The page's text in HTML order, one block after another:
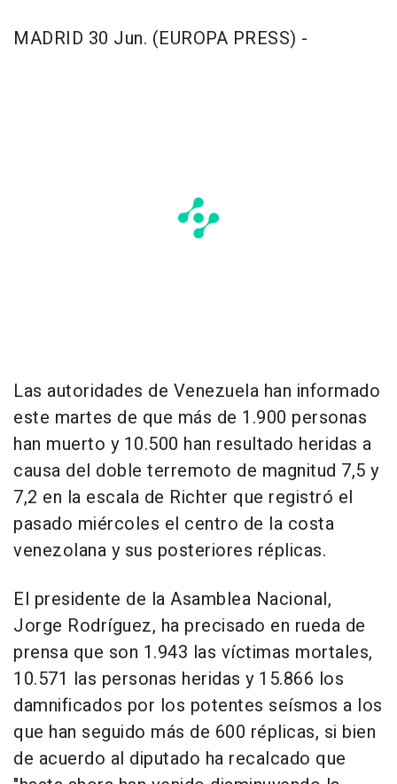
MADRID 30 Jun. (EUROPA PRESS) -
Las autoridades de Venezuela han informado
este martes de que más de 1.900 personas
han muerto y 10.500 han resultado heridas a
causa del doble terremoto de magnitud 7,5 y
7,2 en la escala de Richter que registró el
pasado miércoles el centro de la costa
venezolana y sus posteriores réplicas.
El presidente de la Asamblea Nacional,
Jorge Rodríguez, ha precisado en rueda de
prensa que son 1.943 las víctimas mortales,
10.571 las personas heridas y 15.866 los
damnificados por los potentes seísmos a los
que han seguido más de 600 réplicas, si bien
de acuerdo al diputado ha recalcado que